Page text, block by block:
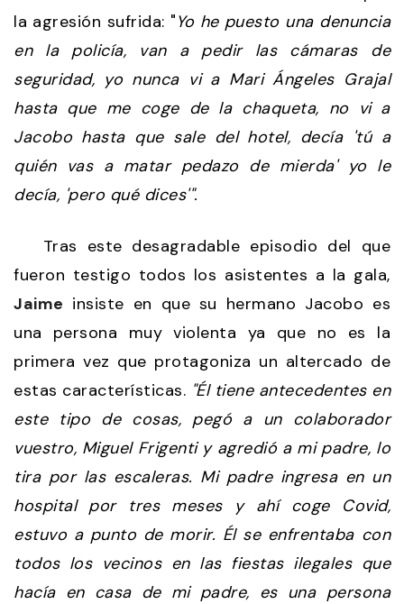
la agresión sufrida: "Yo he puesto una denuncia
en la policía, van a pedir las cámaras de
seguridad, yo nunca vi a Mari Ángeles Grajal
hasta que me coge de la chaqueta, no vi a
Jacobo hasta que sale del hotel, decía 'tú a
quién vas a matar pedazo de mierda' yo le
decía, 'pero qué dices'".
Tras este desagradable episodio del que
fueron testigo todos los asistentes a la gala,
Jaime insiste en que su hermano Jacobo es
una persona muy violenta ya que no es la
primera vez que protagoniza un altercado de
estas características. "Él tiene antecedentes en
este tipo de cosas, pegó a un colaborador
vuestro, Miguel Frigenti y agredió a mi padre, lo
tira por las escaleras. Mi padre ingresa en un
hospital por tres meses y ahí coge Covid,
estuvo a punto de morir. Él se enfrentaba con
todos los vecinos en las fiestas ilegales que
hacía en casa de mi padre, es una persona